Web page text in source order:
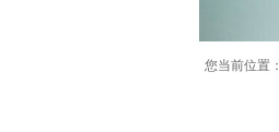
您当前位置：